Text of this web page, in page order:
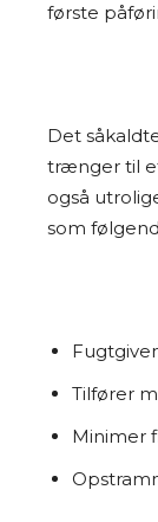
første
Det
trænger til
også
som
Tilfører
Minimer